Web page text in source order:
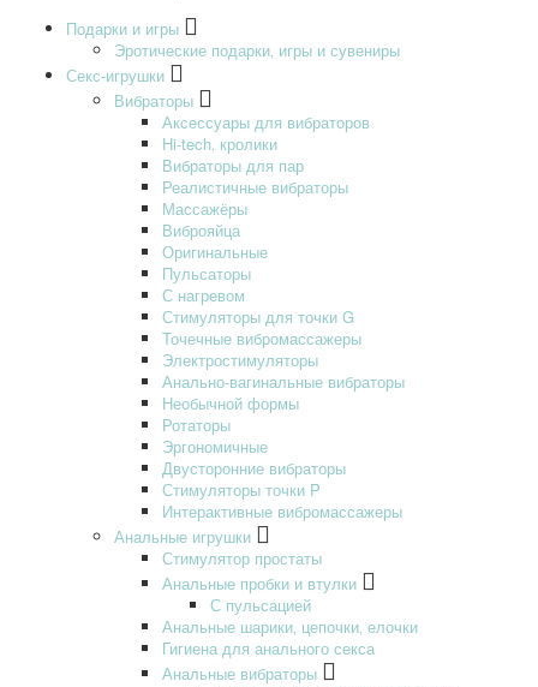
Подарки и игры
Эротические подарки‚ игры и сувениры
Секс-игрушки
Вибраторы
Аксессуары для вибраторов
Hi-tech‚ кролики
Вибраторы для пар
Реалистичные вибраторы
Массажёры
Виброяйца
Оригинальные
Пульсаторы
С нагревом
Стимуляторы для точки G
Точечные вибромассажеры
Электростимуляторы
Анально-вагинальные вибраторы
Необычной формы
Ротаторы
Эргономичные
Двусторонние вибраторы
Стимуляторы точки P
Интерактивные вибромассажеры
Анальные игрушки
Стимулятор простаты
Анальные пробки и втулки
С пульсацией
Анальные шарики‚ цепочки‚ елочки
Гигиена для анального секса
Анальные вибраторы